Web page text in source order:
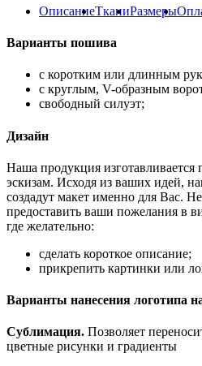
ОписаниеТканиРазмеры
Варианты пошива
с коротким или длинным
с круглым, V-образным
свободный силуэт;
Дизайн
Наша продукция
эскизам. Исходя из ваших идей,
создадут макет именно для Вас.
предоставить ваши пожелания в
где желательно:
сделать короткое описание;
прикрепить картинки или
Варианты нанесения логотипа
Сублимация. Позволяет
цветные рисунки и градиенты